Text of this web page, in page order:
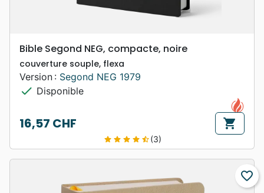
Bible Segond NEG, compacte, noire
couverture souple, flexa
Version : Segond NEG 1979
check Disponible
Prix
16,57 CHF shopping_cart
star star star star star_half(3)
favorite_border